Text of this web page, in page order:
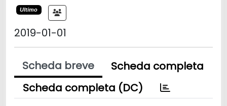
Ultimo
2019-01-01
Scheda breve
Scheda completa
Scheda completa (DC)